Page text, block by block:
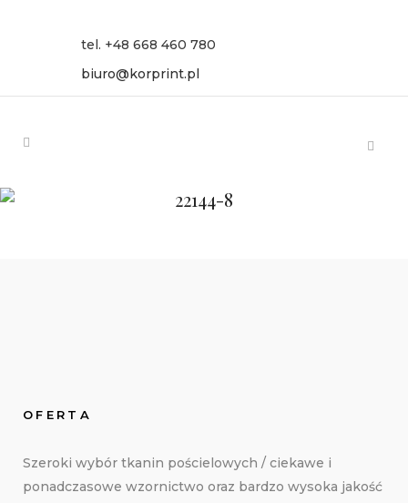
tel. +48 668 460 780
biuro@korprint.pl
22144-8
OFERTA
Szeroki wybór tkanin pościelowych / ciekawe i
ponadczasowe wzornictwo oraz bardzo wysoka jakość